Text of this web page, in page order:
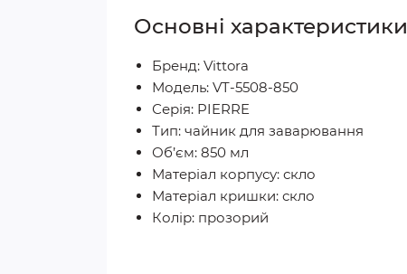
Основні характеристики
Бренд: Vittora
Модель: VT-5508-850
Серія: PIERRE
Тип: чайник для заварювання
Об’єм: 850 мл
Матеріал корпусу: скло
Матеріал кришки: скло
Колір: прозорий